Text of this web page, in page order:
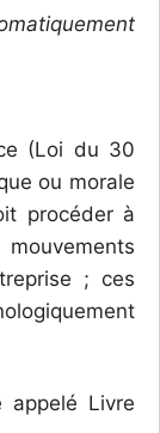
(Loi du 30
ou morale
procéder à
; ces
Livre